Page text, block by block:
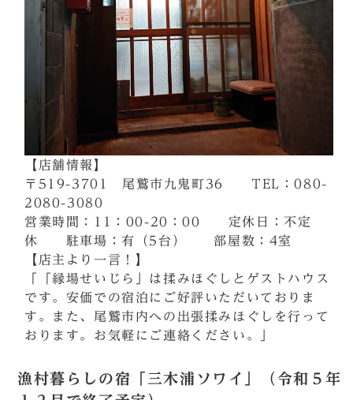
【店舗情報】
〒519-3701 尾鷲市九鬼町36 TEL：080-
2080-3080
営業時間：11：00-20：00 定休日：不定
休 駐車場：有（5台） 部屋数：4室
【店主より一言！】
「「縁場せいじら」は揉みほぐしとゲストハウス
です。安価での宿泊にご好評いただいておりま
す。また、尾鷲市内への出張揉みほぐしを行って
おります。お気軽にご連絡ください。」
漁村暮らしの宿「三木浦ソワイ」（令和５年